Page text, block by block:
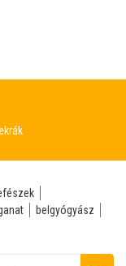
belgyógyász